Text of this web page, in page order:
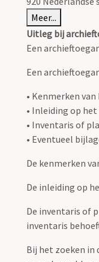
Meer...
Uitleg bij
Een
Een
• Kenmerken
• Inleiding op
• Inventaris of
• Eventueel
De kenmerken
De inleiding op
De inventaris of
inventaris
Bij het zoeken in